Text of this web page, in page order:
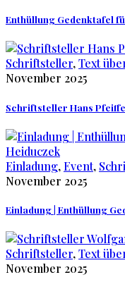
Enthüllung Gedenktafel
Schriftsteller,Text
November 2025
Schriftsteller Hans
Einladung,Event,
November 2025
Einladung | Enthüllung
Schriftsteller,Text
November 2025